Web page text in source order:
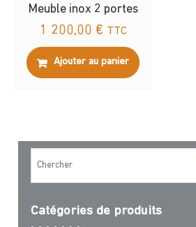
Meuble inox 2 portes
1 200,00 € TTC
Ajouter au panier
Catégories de produits